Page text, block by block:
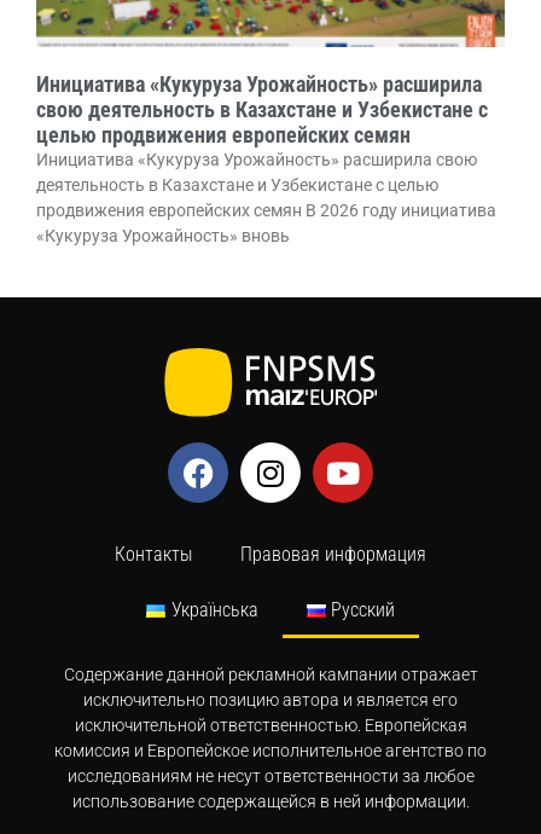
Инициатива «Кукуруза Урожайность» расширила
свою деятельность в Казахстане и Узбекистане с
целью продвижения европейских семян
Инициатива «Кукуруза Урожайность» расширила свою
деятельность в Казахстане и Узбекистане с целью
продвижения европейских семян В 2026 году инициатива
«Кукуруза Урожайность» вновь
Контакты Правовая информация
Українська Русский
Содержание данной рекламной кампании отражает
исключительно позицию автора и является его
исключительной ответственностью. Европейская
комиссия и Европейское исполнительное агентство по
исследованиям не несут ответственности за любое
использование содержащейся в ней информации.